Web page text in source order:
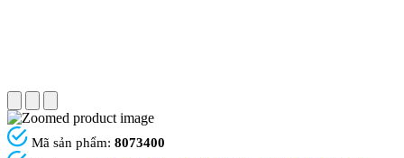
Mã sản phẩm: 8073400